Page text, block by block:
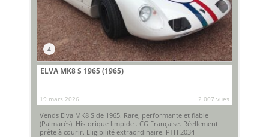
4
ELVA MK8 S 1965 (1965)
19 mars 2026 2 007 vues
Vends Elva MK8 S de 1965. Rare, performante et fiable
(Palmarès). Historique limpide . CG Française. Réellement
prête à courir. Eligibilité extraordinaire. PTH 2034